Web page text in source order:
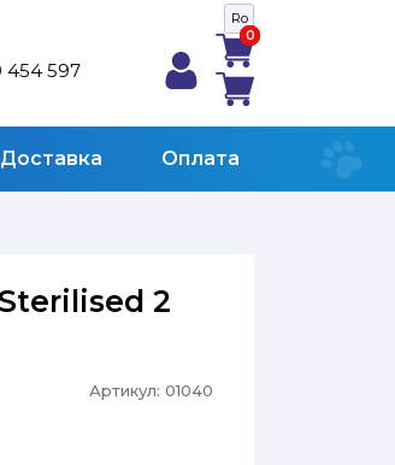
Ro
454 597
0
0
Доставка Оплата
2
Артикул: 01040